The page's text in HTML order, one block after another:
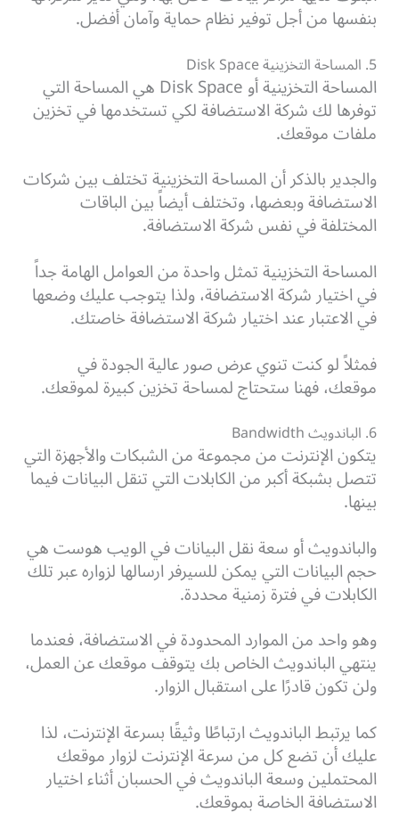
بنفسها من أجل توفير نظام حماية وآمان أفضل.
5. المساحة التخزينية Disk Space
المساحة التخزينية أو Disk Space هي المساحة التي
توفرها لك شركة الاستضافة لكي تستخدمها في تخزين
ملفات موقعك.
والجدير بالذكر أن المساحة التخزينية تختلف بين شركات
الاستضافة وبعضها، وتختلف أيضاً بين الباقات
المختلفة في نفس شركة الاستضافة.
المساحة التخزينية تمثل واحدة من العوامل الهامة جداً
في اختيار شركة الاستضافة، ولذا يتوجب عليك وضعها
في الاعتبار عند اختيار شركة الاستضافة خاصتك.
فمثلاً لو كنت تنوي عرض صور عالية الجودة في
موقعك، فهنا ستحتاج لمساحة تخزين كبيرة لموقعك.
6. الباندويث Bandwidth
يتكون الإنترنت من مجموعة من الشبكات والأجهزة التي
تتصل بشبكة أكبر من الكابلات التي تنقل البيانات فيما
بينها.
والباندويث أو سعة نقل البيانات في الويب هوست هي
حجم البيانات التي يمكن للسيرفر ارسالها لزواره عبر تلك
الكابلات في فترة زمنية محددة.
وهو واحد من الموارد المحدودة في الاستضافة، فعندما
ينتهي الباندويث الخاص بك يتوقف موقعك عن العمل،
ولن تكون قادرًا على استقبال الزوار.
كما يرتبط الباندويث ارتباطًا وثيقًا بسرعة الإنترنت، لذا
عليك أن تضع كل من سرعة الإنترنت لزوار موقعك
المحتملين وسعة الباندويث في الحسبان أثناء اختيار
الاستضافة الخاصة بموقعك.